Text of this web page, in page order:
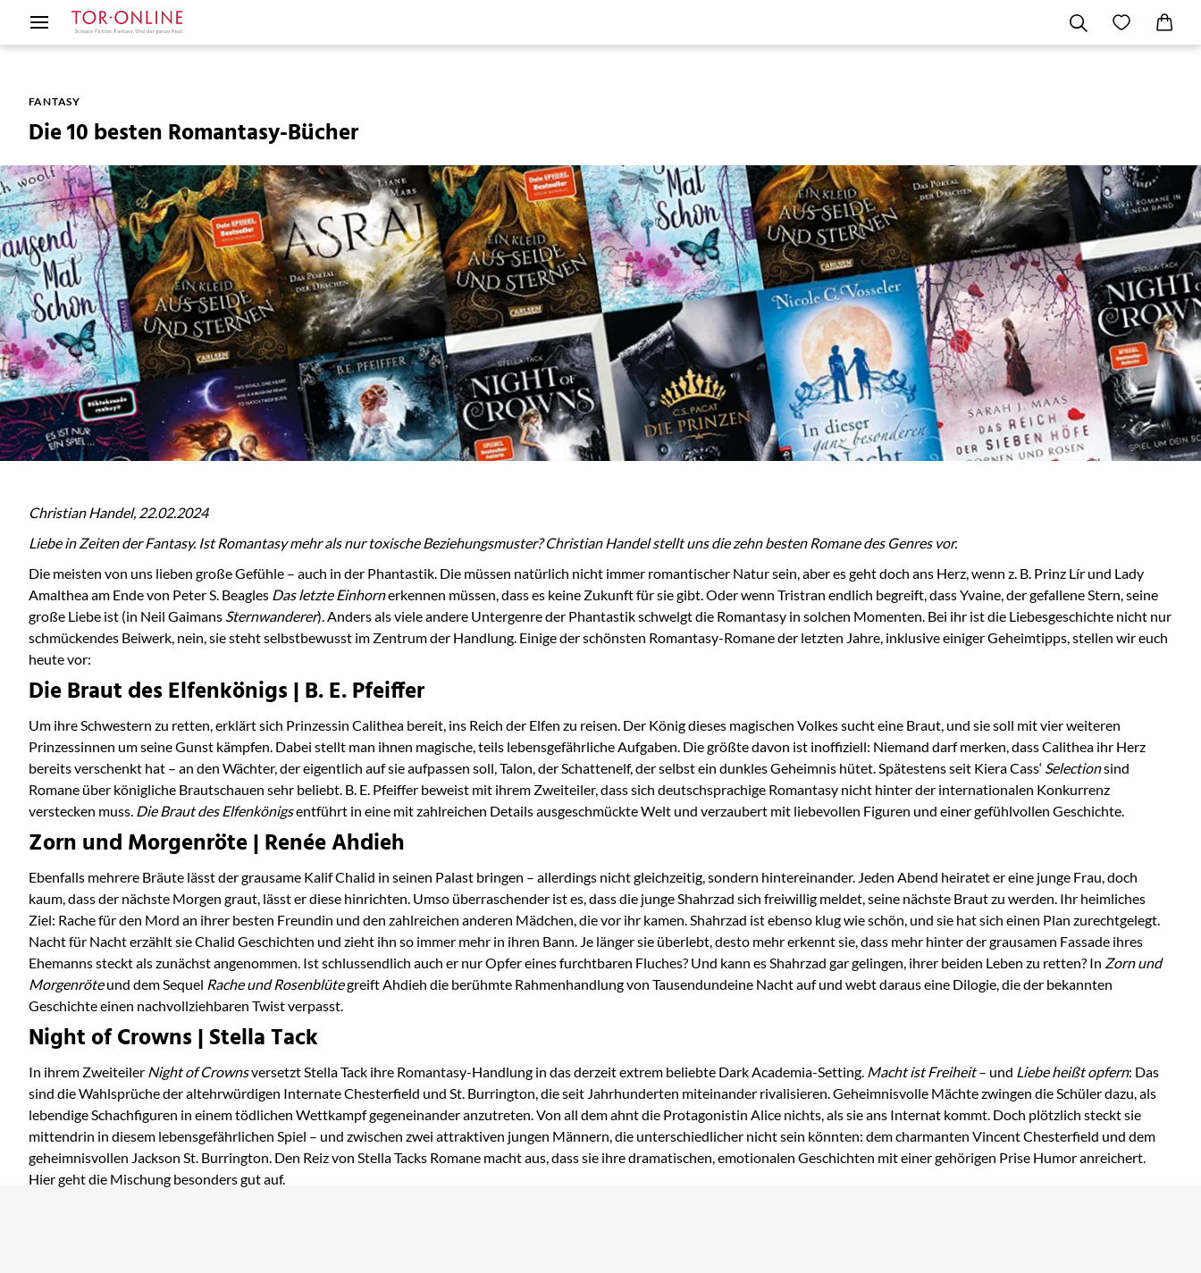
FANTASY
Die 10 besten Romantasy-Bücher
Christian Handel, 22.02.2024
Liebe in Zeiten der Fantasy. Ist Romantasy mehr als nur toxische Beziehungsmuster? Christian Handel stellt uns die zehn besten Romane des Genres vor.
Die meisten von uns lieben große Gefühle – auch in der Phantastik. Die müssen natürlich nicht immer romantischer Natur sein, aber es geht doch ans Herz, wenn z. B. Prinz Lír und Lady
Amalthea am Ende von Peter S. Beagles Das letzte Einhornerkennen müssen, dass es keine Zukunft für sie gibt. Oder wenn Tristran endlich begreift, dass Yvaine, der gefallene Stern, seine
große Liebe ist (in Neil Gaimans Sternwanderer). Anders als viele andere Untergenre der Phantastik schwelgt die Romantasy in solchen Momenten. Bei ihr ist die Liebesgeschichte nicht nur
schmückendes Beiwerk, nein, sie steht selbstbewusst im Zentrum der Handlung. Einige der schönsten Romantasy-Romane der letzten Jahre, inklusive einiger Geheimtipps, stellen wir euch
heute vor:
Die Braut des Elfenkönigs | B. E. Pfeiffer
Um ihre Schwestern zu retten, erklärt sich Prinzessin Calithea bereit, ins Reich der Elfen zu reisen. Der König dieses magischen Volkes sucht eine Braut, und sie soll mit vier weiteren
Prinzessinnen um seine Gunst kämpfen. Dabei stellt man ihnen magische, teils lebensgefährliche Aufgaben. Die größte davon ist inoffiziell: Niemand darf merken, dass Calithea ihr Herz
bereits verschenkt hat – an den Wächter, der eigentlich auf sie aufpassen soll, Talon, der Schattenelf, der selbst ein dunkles Geheimnis hütet. Spätestens seit Kiera Cass‘ Selectionsind
Romane über königliche Brautschauen sehr beliebt. B. E. Pfeiffer beweist mit ihrem Zweiteiler, dass sich deutschsprachige Romantasy nicht hinter der internationalen Konkurrenz
verstecken muss. Die Braut des Elfenkönigsentführt in eine mit zahlreichen Details ausgeschmückte Welt und verzaubert mit liebevollen Figuren und einer gefühlvollen Geschichte.
Zorn und Morgenröte | Renée Ahdieh
Ebenfalls mehrere Bräute lässt der grausame Kalif Chalid in seinen Palast bringen – allerdings nicht gleichzeitig, sondern hintereinander. Jeden Abend heiratet er eine junge Frau, doch
kaum, dass der nächste Morgen graut, lässt er diese hinrichten. Umso überraschender ist es, dass die junge Shahrzad sich freiwillig meldet, seine nächste Braut zu werden. Ihr heimliches
Ziel: Rache für den Mord an ihrer besten Freundin und den zahlreichen anderen Mädchen, die vor ihr kamen. Shahrzad ist ebenso klug wie schön, und sie hat sich einen Plan zurechtgelegt.
Nacht für Nacht erzählt sie Chalid Geschichten und zieht ihn so immer mehr in ihren Bann. Je länger sie überlebt, desto mehr erkennt sie, dass mehr hinter der grausamen Fassade ihres
Ehemanns steckt als zunächst angenommen. Ist schlussendlich auch er nur Opfer eines furchtbaren Fluches? Und kann es Shahrzad gar gelingen, ihrer beiden Leben zu retten? In Zorn und
Morgenröteund dem Sequel Rache und Rosenblütegreift Ahdieh die berühmte Rahmenhandlung von Tausendundeine Nacht auf und webt daraus eine Dilogie, die der bekannten
Geschichte einen nachvollziehbaren Twist verpasst.
Night of Crowns | Stella Tack
In ihrem Zweiteiler Night of Crownsversetzt Stella Tack ihre Romantasy-Handlung in das derzeit extrem beliebte Dark Academia-Setting. Macht ist Freiheit– und Liebe heißt opfern: Das
sind die Wahlsprüche der altehrwürdigen Internate Chesterfield und St. Burrington, die seit Jahrhunderten miteinander rivalisieren. Geheimnisvolle Mächte zwingen die Schüler dazu, als
lebendige Schachfiguren in einem tödlichen Wettkampf gegeneinander anzutreten. Von all dem ahnt die Protagonistin Alice nichts, als sie ans Internat kommt. Doch plötzlich steckt sie
mittendrin in diesem lebensgefährlichen Spiel – und zwischen zwei attraktiven jungen Männern, die unterschiedlicher nicht sein könnten: dem charmanten Vincent Chesterfield und dem
geheimnisvollen Jackson St. Burrington. Den Reiz von Stella Tacks Romane macht aus, dass sie ihre dramatischen, emotionalen Geschichten mit einer gehörigen Prise Humor anreichert.
Hier geht die Mischung besonders gut auf.